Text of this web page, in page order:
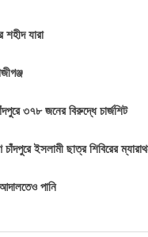
যারা
৩৭৮ জনের বিরুদ্ধে চার্জশিট
ইসলামী ছাত্র শিবিরের
পানি